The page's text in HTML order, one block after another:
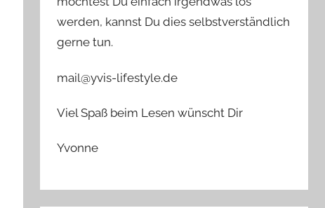
werden, kannst Du dies selbstverständlich
gerne tun.
mail@yvis-lifestyle.de
Viel Spaß beim Lesen wünscht Dir
Yvonne